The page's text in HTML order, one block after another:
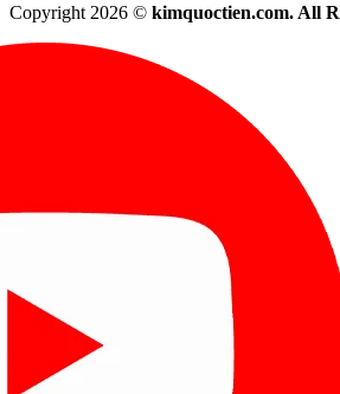
Copyright 2026 © kimquoctien.com. All